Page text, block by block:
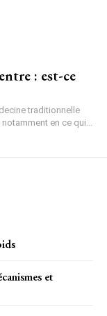
: est-ce
traditionnelle
en ce qui...
et